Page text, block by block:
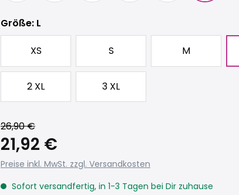
Größeauswählen
: L
XS S M
2 XL 3 XL
26,90 €
21,92 €
Preise inkl. MwSt. zzgl. Versandkosten
Sofort versandfertig, in 1-3 Tagen bei Dir zuhause